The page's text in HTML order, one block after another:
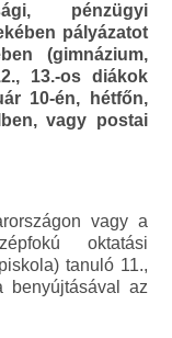
pénzügyi
pályázatot
(gimnázium,
13.-os diákok
10-én, hétfőn,
vagy postai
vagy a
oktatási
tanuló 11.,
benyújtásával az